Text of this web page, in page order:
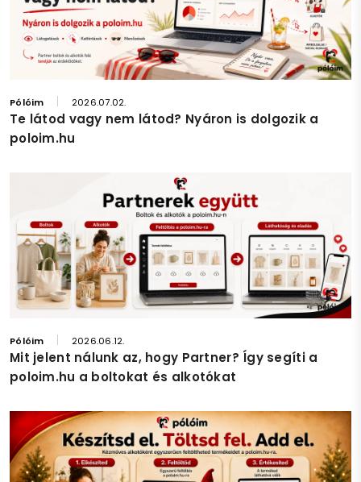
Pólóim 2026.07.02.
Te látod vagy nem látod? Nyáron is dolgozik a
poloim.hu
Pólóim 2026.06.12.
Mit jelent nálunk az, hogy Partner? Így segíti a
poloim.hu a boltokat és alkotókat